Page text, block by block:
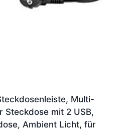
Multi-
Steckdose mit 2 USB,
Ambient Licht, für